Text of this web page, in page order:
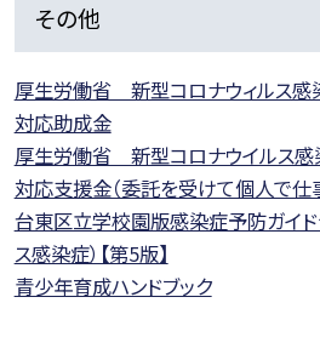
その他
厚生労働省 新型コロナウィルス感
対応助成金
厚生労働省 新型コロナウイルス感
対応支援金（委託を受けて個人で仕
台東区立学校園版感染症予防ガイド
ス感染症）【第5版】
青少年育成ハンドブック